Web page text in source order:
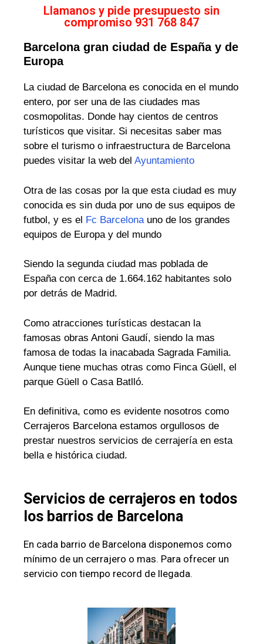
Llamanos y pide presupuesto sin
compromiso 931 768 847
Barcelona gran ciudad de España y de
Europa
La ciudad de Barcelona es conocida en el mundo
entero, por ser una de las ciudades mas
cosmopolitas. Donde hay cientos de centros
turísticos que visitar. Si necesitas saber mas
sobre el turismo o infraestructura de Barcelona
puedes visitar la web del Ayuntamiento
Otra de las cosas por la que esta ciudad es muy
conocida es sin duda por uno de sus equipos de
futbol, y es el Fc Barcelonauno de los grandes
equipos de Europa y del mundo
Siendo la segunda ciudad mas poblada de
España con cerca de 1.664.162 habitantes solo
por detrás de Madrid.
Como atracciones turísticas destacan la
famosas obras Antoni Gaudí, siendo la mas
famosa de todas la inacabada Sagrada Familia.
Aunque tiene muchas otras como Finca Güell, el
parque Güell o Casa Batlló.
En definitiva, como es evidente nosotros como
Cerrajeros Barcelona estamos orgullosos de
prestar nuestros servicios de cerrajería en esta
bella e histórica ciudad.
Servicios de cerrajeros en todos
los barrios de Barcelona
En cada barrio de Barcelona disponemos como
mínimo de un cerrajero o mas. Para ofrecer un
servicio con tiempo record de llegada.